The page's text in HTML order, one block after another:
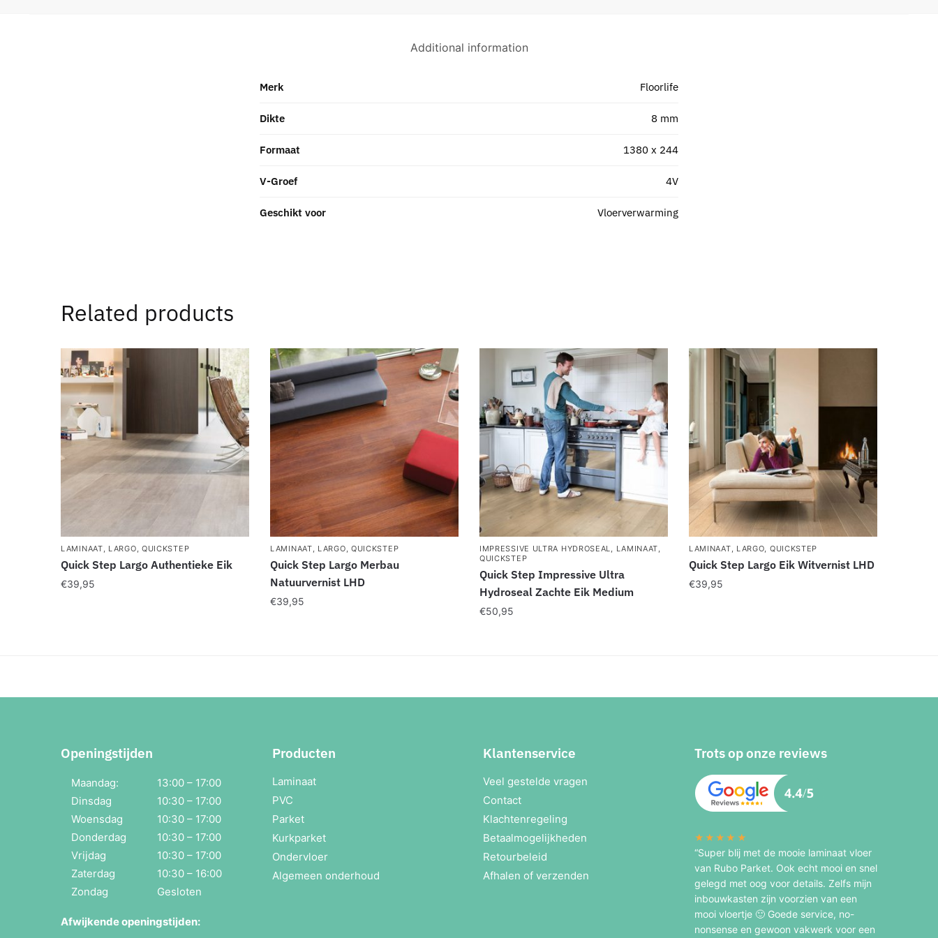
Additional information
Merk Floorlife
Dikte 8 mm
Formaat 1380 x 244
V-Groef 4V
Geschikt voor Vloerverwarming
Related products
LAMINAAT LARGO QUICKSTEP
Quick Step Largo Authentieke Eik
€39,95
LAMINAAT LARGO QUICKSTEP
Quick Step Largo Merbau
Natuurvernist LHD
€39,95
IMPRESSIVE ULTRA HYDROSEAL LAMINAAT
QUICKSTEP
Quick Step Impressive Ultra
Hydroseal Zachte Eik Medium
€50,95
LAMINAAT LARGO QUICKSTEP
Quick Step Largo Eik Witvernist LHD
€39,95
Openingstijden
Maandag:
13:00 – 17:00
Dinsdag
10:30 – 17:00
Woensdag
10:30 – 17:00
Donderdag
10:30 – 17:00
Vrijdag
10:30 – 17:00
Zaterdag
10:30 – 16:00
Zondag
Gesloten
Afwijkende openingstijden:
Producten
Laminaat
PVC
Parket
Kurkparket
Ondervloer
Algemeen onderhoud
Klantenservice
Veel gestelde vragen
Contact
Klachtenregeling
Betaalmogelijkheden
Retourbeleid
Afhalen of verzenden
Trots op onze reviews
★★★★★
“Super blij met de mooie laminaat vloer
van Rubo Parket. Ook echt mooi en snel
gelegd met oog voor details. Zelfs mijn
inbouwkasten zijn voorzien van een
mooi vloertje 🙂 Goede service, no-
nonsense en gewoon vakwerk voor een